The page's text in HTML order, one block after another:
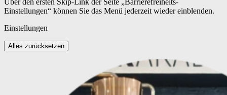
Einstellungen“ können Sie das Menü jederzeit wieder einblenden.
Einstellungen
Alles zurücksetzen